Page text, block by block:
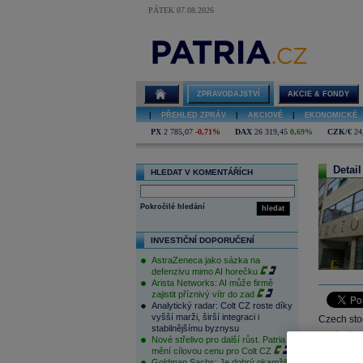
PÁTEK 07.08.2026
ZPRAVODAJSTVÍ AKCIE & FONDY
PŘEHLED ZPRÁV AKCIOVÉ EKONOMICKÉ
PX 2 785,07 -0,71% DAX 26 319,45 0,69% CZK/€
HLEDAT V KOMENTÁŘÍCH
hledat
Pokročilé hledání
INVESTIČNÍ DOPORUČENÍ
AstraZeneca jako sázka na
defenzivu mimo AI horečku
Arista Networks: AI může firmě
zajistit příznivý vítr do zad
Analytický radar: Colt CZ roste díky
vyšší marži, širší integraci i
stabilnějšímu byznysu
Nové střelivo pro další růst. Patria
mění cílovou cenu pro Colt CZ
Czech
crude